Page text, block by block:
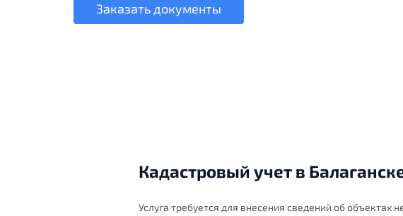
Заказать документы
Кадастровый учет в
Услуга требуется для внесения сведений об объектах